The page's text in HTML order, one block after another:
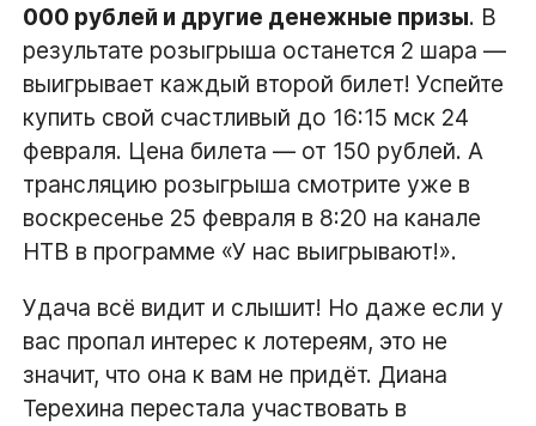
000 рублей и другие денежные призы. В
результате розыгрыша останется 2 шара ―
выигрывает каждый второй билет! Успейте
купить свой счастливый до 16:15 мск 24
февраля. Цена билета ― от 150 рублей. А
трансляцию розыгрыша смотрите уже в
воскресенье 25 февраля в 8:20 на канале
НТВ в программе «У нас выигрывают!».
Удача всё видит и слышит! Но даже если у
вас пропал интерес к лотереям, это не
значит, что она к вам не придёт. Диана
Терехина перестала участвовать в